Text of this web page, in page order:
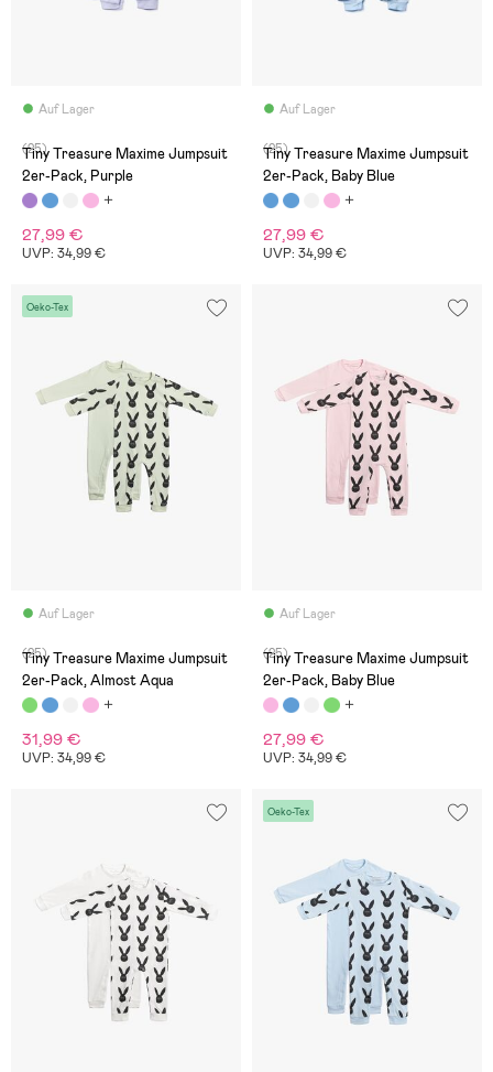
Auf Lager
(25)
Tiny Treasure Maxime Jumpsuit
2er-Pack, Purple
27,99 €
UVP: 34,99 €
Auf Lager
(25)
Tiny Treasure Maxime Jumpsuit
2er-Pack, Baby Blue
27,99 €
UVP: 34,99 €
Oeko-Tex
Auf Lager
(25)
Tiny Treasure Maxime Jumpsuit
2er-Pack, Almost Aqua
31,99 €
UVP: 34,99 €
Auf Lager
(25)
Tiny Treasure Maxime Jumpsuit
2er-Pack, Baby Blue
27,99 €
UVP: 34,99 €
Oeko-Tex